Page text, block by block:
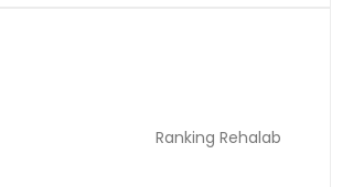
Ranking Rehalab